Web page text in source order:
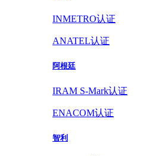
INMETRO认证
ANATEL认证
阿根廷
IRAM S-Mark认证
ENACOM认证
智利